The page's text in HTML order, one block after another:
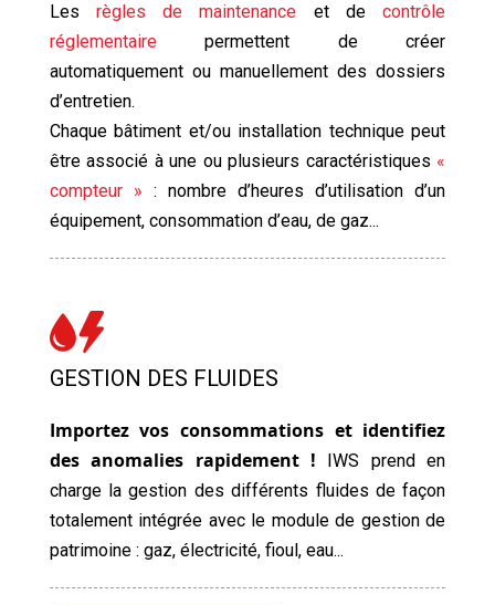
Lesrègles de maintenance et decontrôle
réglementairepermettent de créer
automatiquement ou manuellement des dossiers
d’entretien.
Chaque bâtiment et/ou installation technique peut
être associé à une ou plusieurs caractéristiques «
compteur » : nombre d’heures d’utilisation d’un
équipement, consommation d’eau, de gaz...
GESTION DES FLUIDES
Importez vos consommations et identifiez
des anomalies rapidement ! IWS prend en
charge la gestion des différents fluides de façon
totalement intégrée avec le module de gestion de
patrimoine : gaz, électricité, fioul, eau...